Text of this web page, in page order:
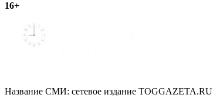
записям
16+
Название СМИ: cетевое издание TOGGAZETA.RU